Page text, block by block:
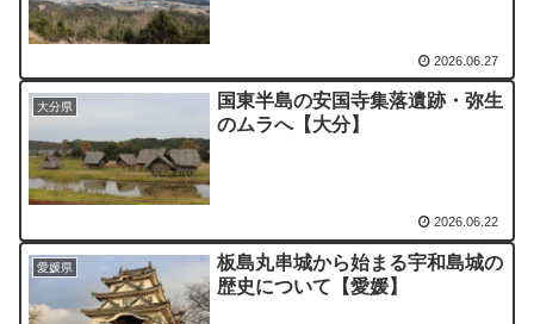
2026.06.27
大分県
国東半島の安国寺集落遺跡・弥生
のムラへ【大分】
2026.06.22
愛媛県
板島丸串城から始まる宇和島城の
歴史について【愛媛】